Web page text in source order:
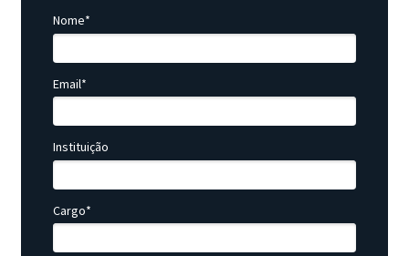
Nome*
Email*
Instituição
Cargo*